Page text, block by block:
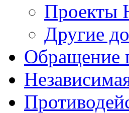
Другие
Обращение